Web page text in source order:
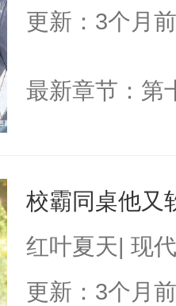
更新：3个月前
最新章节：第
校霸同桌他又
红叶夏天| 现
更新：3个月前